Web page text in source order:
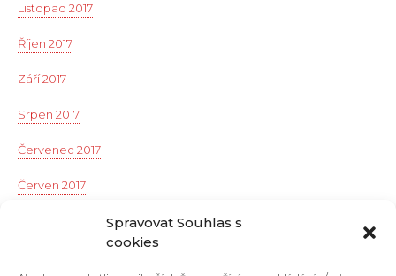
Spravovat Souhlas s
cookies
Listopad 2017
Říjen 2017
Září 2017
Srpen 2017
Červenec 2017
Červen 2017